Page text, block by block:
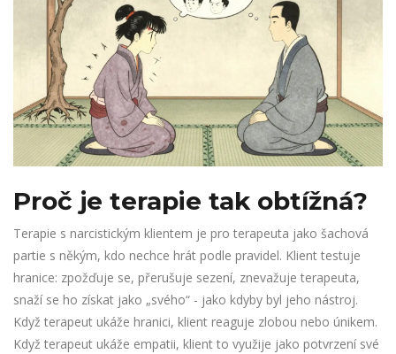
Proč je terapie tak obtížná?
Terapie s narcistickým klientem je pro terapeuta jako šachová
partie s někým, kdo nechce hrát podle pravidel. Klient testuje
hranice: zpožďuje se, přerušuje sezení, znevažuje terapeuta,
snaží se ho získat jako „svého“ - jako kdyby byl jeho nástroj.
Když terapeut ukáže hranici, klient reaguje zlobou nebo únikem.
Když terapeut ukáže empatii, klient to využije jako potvrzení své